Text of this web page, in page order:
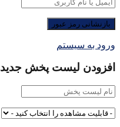
ورود به سیستم
افزودن لیست پخش جدید